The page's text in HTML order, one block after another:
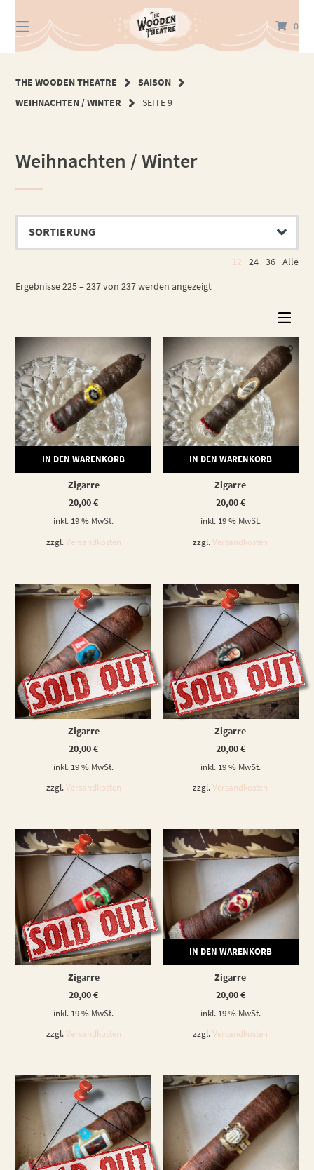
zum
Inhalt
0
THE WOODEN THEATRE
SAISON
WEIHNACHTEN / WINTER
SEITE 9
Weihnachten / Winter
Ergebnisse 225 – 237 von 237 werden angezeigt
12 24 36 Alle
IN DEN WARENKORB
Zigarre
20,00€
inkl. 19 % MwSt.
zzgl. Versandkosten
IN DEN WARENKORB
Zigarre
20,00€
inkl. 19 % MwSt.
zzgl.Versandkosten
WEITERLESEN
Zigarre
20,00€
inkl. 19 % MwSt.
zzgl. Versandkosten
WEITERLESEN
Zigarre
20,00€
inkl. 19 % MwSt.
zzgl.Versandkosten
WEITERLESEN
Zigarre
20,00€
inkl. 19 % MwSt.
zzgl. Versandkosten
IN DEN WARENKORB
Zigarre
20,00€
inkl. 19 % MwSt.
zzgl.Versandkosten